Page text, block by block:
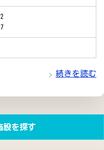
続きを読む
設を探す